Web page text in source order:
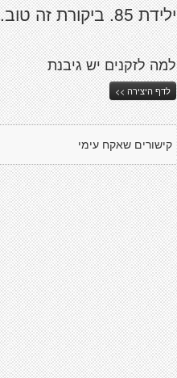
ילידת 85. ביקורת זה טוב.
למה לזקנים יש גיבנת
לדף היצירה >>
קישורים שאקח עימי